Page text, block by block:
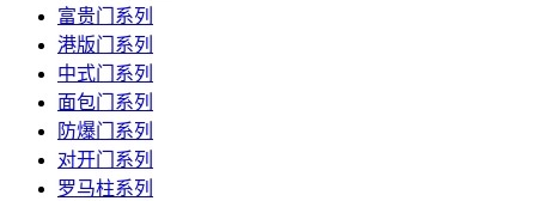
富贵门系列
港版门系列
中式门系列
面包门系列
防爆门系列
对开门系列
罗马柱系列